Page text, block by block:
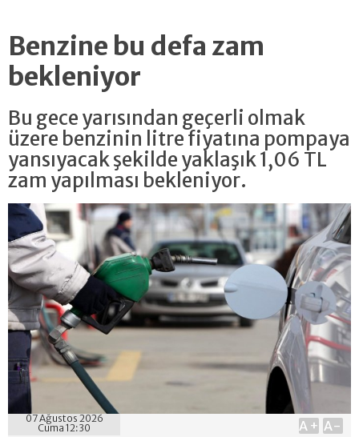
Benzine bu defa zam
bekleniyor
Bu gece yarısından geçerli olmak
üzere benzinin litre fiyatına pompaya
yansıyacak şekilde yaklaşık 1,06 TL
zam yapılması bekleniyor.
07 Ağustos 2026
Cuma 12:30
A+ A-